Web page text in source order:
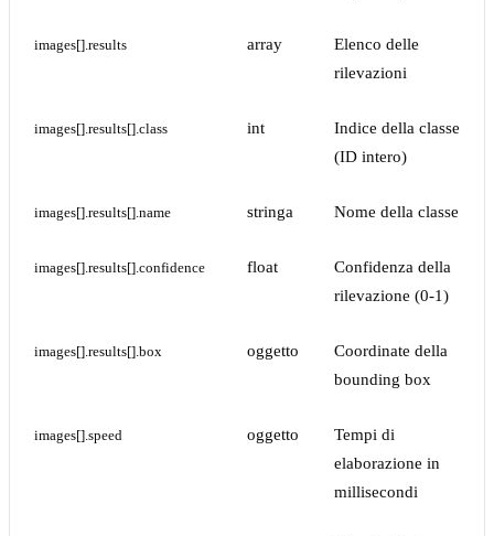
images[].results array
Elenco delle
rilevazioni
images[].results[].class int
Indice della classe
(ID intero)
images[].results[].name stringa Nome della classe
images[].results[].confidence float
Confidenza della
rilevazione (0-1)
images[].results[].box oggetto
Coordinate della
bounding box
images[].speed oggetto
Tempi di
elaborazione in
millisecondi